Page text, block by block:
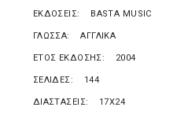
ΕΚΔΟΣΕΙΣ BASTA MUSIC
ΓΛΩΣΣΑ ΑΓΓΛΙΚΑ
ΕΤΟΣ ΕΚΔΟΣΗΣ 2004
ΣΕΛΙΔΕΣ 144
ΔΙΑΣΤΑΣΕΙΣ 17X24